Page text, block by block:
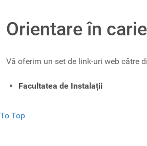
Orientare în
Vă oferim un set de link-uri web către
Facultatea de Instalații
To Top